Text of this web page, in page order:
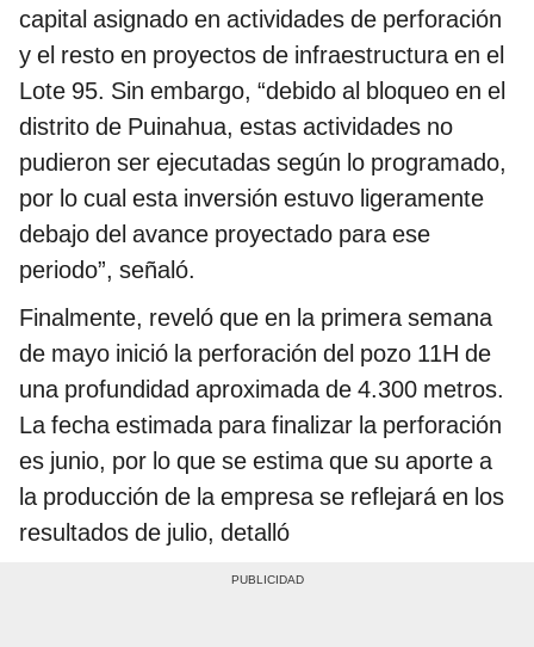
capital asignado en actividades de perforación
y el resto en proyectos de infraestructura en el
Lote 95. Sin embargo, “debido al bloqueo en el
distrito de Puinahua, estas actividades no
pudieron ser ejecutadas según lo programado,
por lo cual esta inversión estuvo ligeramente
debajo del avance proyectado para ese
periodo”, señaló.
Finalmente, reveló que en la primera semana
de mayo inició la perforación del pozo 11H de
una profundidad aproximada de 4.300 metros.
La fecha estimada para finalizar la perforación
es junio, por lo que se estima que su aporte a
la producción de la empresa se reflejará en los
resultados de julio, detalló